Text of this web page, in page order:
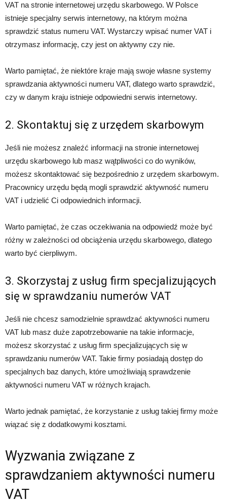
VAT na stronie internetowej urzędu skarbowego. W Polsce
istnieje specjalny serwis internetowy, na którym można
sprawdzić status numeru VAT. Wystarczy wpisać numer VAT i
otrzymasz informację, czy jest on aktywny czy nie.
Warto pamiętać, że niektóre kraje mają swoje własne systemy
sprawdzania aktywności numeru VAT, dlatego warto sprawdzić,
czy w danym kraju istnieje odpowiedni serwis internetowy.
2. Skontaktuj się z urzędem skarbowym
Jeśli nie możesz znaleźć informacji na stronie internetowej
urzędu skarbowego lub masz wątpliwości co do wyników,
możesz skontaktować się bezpośrednio z urzędem skarbowym.
Pracownicy urzędu będą mogli sprawdzić aktywność numeru
VAT i udzielić Ci odpowiednich informacji.
Warto pamiętać, że czas oczekiwania na odpowiedź może być
różny w zależności od obciążenia urzędu skarbowego, dlatego
warto być cierpliwym.
3. Skorzystaj z usług firm specjalizujących
się w sprawdzaniu numerów VAT
Jeśli nie chcesz samodzielnie sprawdzać aktywności numeru
VAT lub masz duże zapotrzebowanie na takie informacje,
możesz skorzystać z usług firm specjalizujących się w
sprawdzaniu numerów VAT. Takie firmy posiadają dostęp do
specjalnych baz danych, które umożliwiają sprawdzenie
aktywności numeru VAT w różnych krajach.
Warto jednak pamiętać, że korzystanie z usług takiej firmy może
wiązać się z dodatkowymi kosztami.
Wyzwania związane z
sprawdzaniem aktywności numeru
VAT